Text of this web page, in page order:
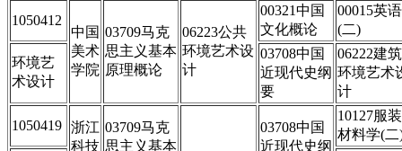
1050412
中国
美术
学院
03709马克
思主义基本
原理概论
06223公共
环境艺术设
计
00321中国
文化概论
00015英语
(二)
环境艺
术设计
03708中国
近现代史纲
要
06222建筑
环境艺术
计
1050419 浙江
科技
03709马克
思主义基本
03708中国
近现代史纲
10127服装
材料学(二